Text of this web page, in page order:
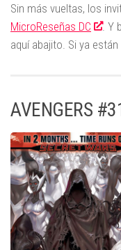
Sin más vueltas, los
MicroReseñas DC
. Y
aquí abajito. Si ya
AVENGERS